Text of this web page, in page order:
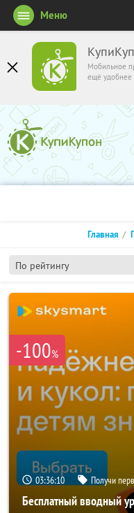
Мобильное
ещё удобнее
Меню
По рейтингу
Главная
-100%
03:36:10 Получи
Бесплатный вводный